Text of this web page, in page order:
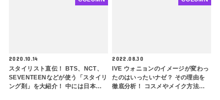
2020.10.14
スタイリスト直伝！ BTS、NCT、
SEVENTEENなどが使う「スタイリ
ング剤」を大紹介！ 中には日本の
2022.08.30
IVE ウォニョンのイメージが変わっ
たのはいったいナゼ？ その理由を
徹底分析！ コスメやメイク方法な